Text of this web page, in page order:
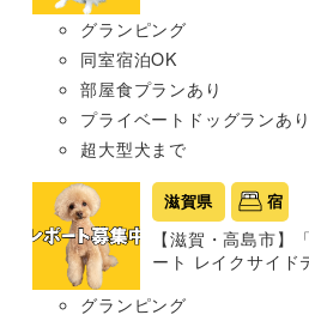
グランピング
同室宿泊OK
部屋食プランあり
プライベートドッグランあり
超大型犬まで
滋賀県 宿
【滋賀・高島市】
ート レイクサイド
グランピング